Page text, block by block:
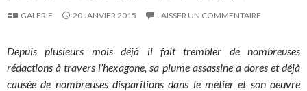
GALERIE 20 JANVIER 2015 LAISSER UN COMMENTAIRE
Depuis plusieurs mois déjà il fait trembler de nombreuses
rédactions à travers l’hexagone, sa plume assassine a dores et déjà
causée de nombreuses disparitions dans le métier et son oeuvre